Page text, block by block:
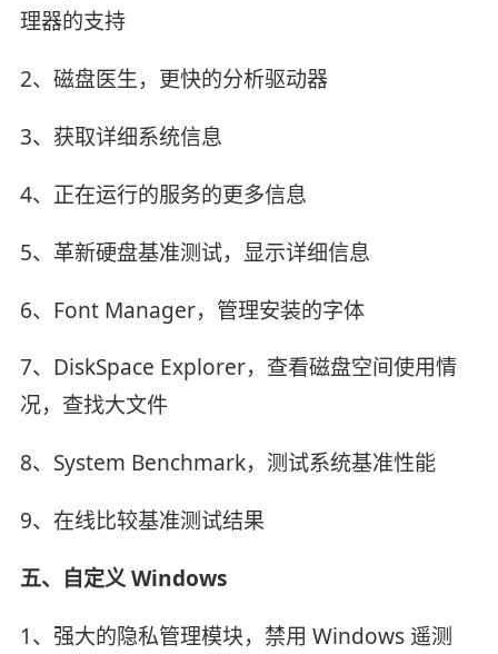
理器的支持
2、磁盘医生，更快的分析驱动器
3、获取详细系统信息
4、正在运行的服务的更多信息
5、革新硬盘基准测试，显示详细信息
6、Font Manager，管理安装的字体
7、DiskSpace Explorer，查看磁盘空间使用情
况，查找大文件
8、System Benchmark，测试系统基准性能
9、在线比较基准测试结果
五、自定义 Windows
1、强大的隐私管理模块，禁用 Windows 遥测